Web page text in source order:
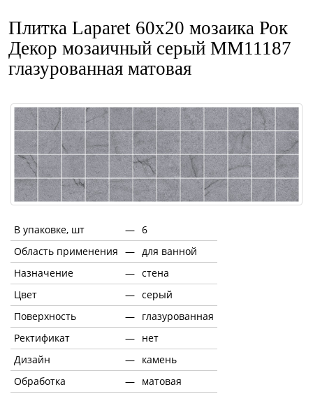
Плитка Laparet 60x20 мозаика Рок
Декор мозаичный серый ММ11187
глазурованная матовая
В упаковке, шт — 6
Область применения — для ванной
Назначение
— стена
Цвет
— серый
Поверхность
— глазурованная
Ректификат
— нет
Дизайн
— камень
Обработка
— матовая